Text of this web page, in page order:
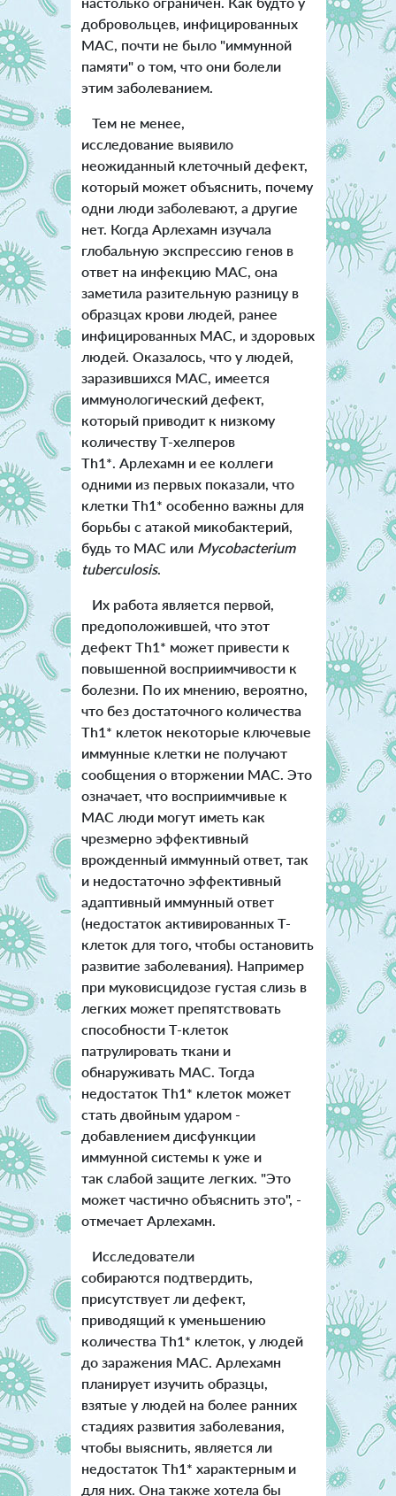
добровольцев, инфицированных
MAC, почти не было "иммунной
памяти" о том, что они болели
этим заболеванием.
Тем не менее,
исследование выявило
неожиданный клеточный дефект,
который может объяснить, почему
одни люди заболевают, а другие
нет. Когда Арлехамн изучала
глобальную экспрессию генов в
ответ на инфекцию MAC, она
заметила разительную разницу в
образцах крови людей, ранее
инфицированных MAC, и здоровых
людей. Оказалось, что у людей,
заразившихся MAC, имеется
иммунологический дефект,
который приводит к низкому
количеству Т-хелперов
Th1*. Арлехамн и ее коллеги
одними из первых показали, что
клетки Th1* особенно важны для
борьбы с атакой микобактерий,
будь то MAC или Mycobacterium
tuberculosis.
Их работа является первой,
предоположившей, что этот
дефект Th1* может привести к
повышенной восприимчивости к
болезни. По их мнению, вероятно,
что без достаточного количества
Th1* клеток некоторые ключевые
иммунные клетки не получают
сообщения о вторжении MAC. Это
означает, что восприимчивые к
MAC люди могут иметь как
чрезмерно эффективный
врожденный иммунный ответ, так
и недостаточно эффективный
адаптивный иммунный ответ
(недостаток активированных Т-
клеток для того, чтобы остановить
развитие заболевания). Например
при муковисцидозе густая слизь в
легких может препятствовать
способности Т-клеток
патрулировать ткани и
обнаруживать MAC. Тогда
недостаток Th1* клеток может
стать двойным ударом -
добавлением дисфункции
иммунной системы к уже и
так слабой защите легких. "Это
может частично объяснить это", -
отмечает Арлехамн.
Исследователи
собираются подтвердить,
присутствует ли дефект,
приводящий к уменьшению
количества Th1* клеток, у людей
до заражения MAC. Арлехамн
планирует изучить образцы,
взятые у людей на более ранних
стадиях развития заболевания,
чтобы выяснить, является ли
недостаток Th1* характерным и
для них. Она также хотела бы